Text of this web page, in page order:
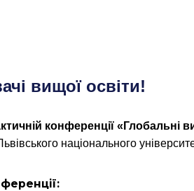
вищої освіти!
конференції «Глобальні
національного
: